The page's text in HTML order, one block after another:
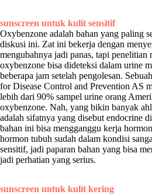
sunscreen untuk kulit sensitif
Oxybenzone adalah bahan yang paling
diskusi ini. Zat ini bekerja dengan
mengubahnya jadi panas, tapi penelitian
oxybenzone bisa dideteksi dalam urine
beberapa jam setelah pengolesan.
for Disease Control and Prevention AS
lebih dari 90% sampel urine orang
oxybenzone. Nah, yang bikin banyak
adalah sifatnya yang disebut endocrine
bahan ini bisa mengganggu kerja
hormon tubuh sudah dalam kondisi
sensitif, jadi paparan bahan yang bisa
jadi perhatian yang serius.
sunscreen untuk kulit kering